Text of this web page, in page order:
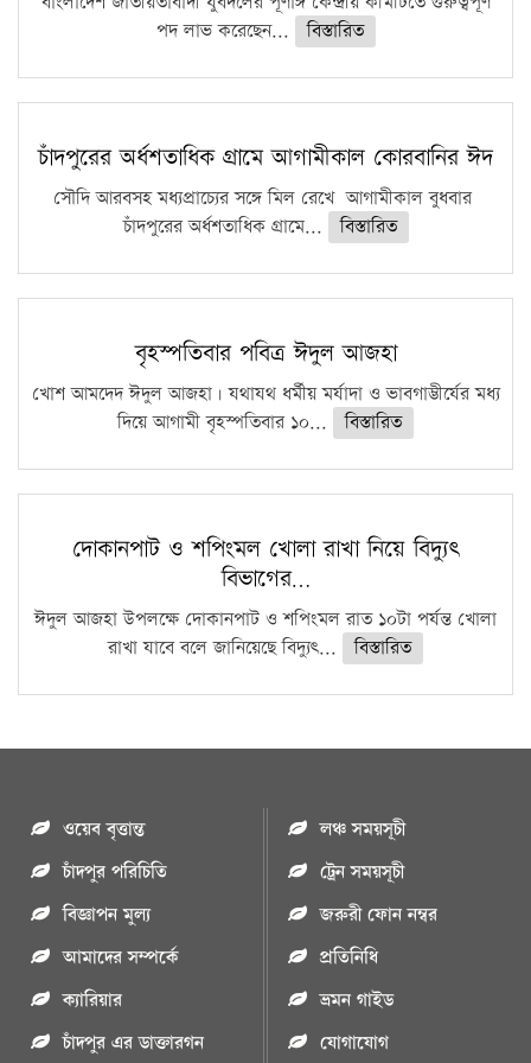
পদ লাভ করেছেন...
বিস্তারিত
চাঁদপুরের অর্ধশতাধিক গ্রামে আগামীকাল কোরবানির ঈদ
সৌদি আরবসহ মধ্যপ্রাচ্যের সঙ্গে মিল রেখে আগামীকাল বুধবার
চাঁদপুরের অর্ধশতাধিক গ্রামে...
বিস্তারিত
বৃহস্পতিবার পবিত্র ঈদুল আজহা
খোশ আমদেদ ঈদুল আজহা। যথাযথ ধর্মীয় মর্যাদা ও ভাবগাম্ভীর্যের মধ্য
দিয়ে আগামী বৃহস্পতিবার ১০...
বিস্তারিত
দোকানপাট ও শপিংমল খোলা রাখা নিয়ে বিদ্যুৎ
বিভাগের…
ঈদুল আজহা উপলক্ষে দোকানপাট ও শপিংমল রাত ১০টা পর্যন্ত খোলা
রাখা যাবে বলে জানিয়েছে বিদ্যুৎ...
বিস্তারিত
ওয়েব বৃত্তান্ত
চাঁদপুর পরিচিতি
বিজ্ঞাপন মুল্য
আমাদের সম্পর্কে
ক্যারিয়ার
চাঁদপুর এর ডাক্তারগন
লঞ্চ সময়সূচী
ট্রেন সময়সূচী
জরুরী ফোন নম্বর
প্রতিনিধি
ভ্রমন গাইড
যোগাযোগ